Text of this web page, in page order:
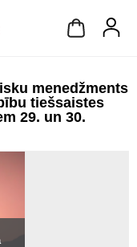
menedžments
tiešsaistes
29. un 30.